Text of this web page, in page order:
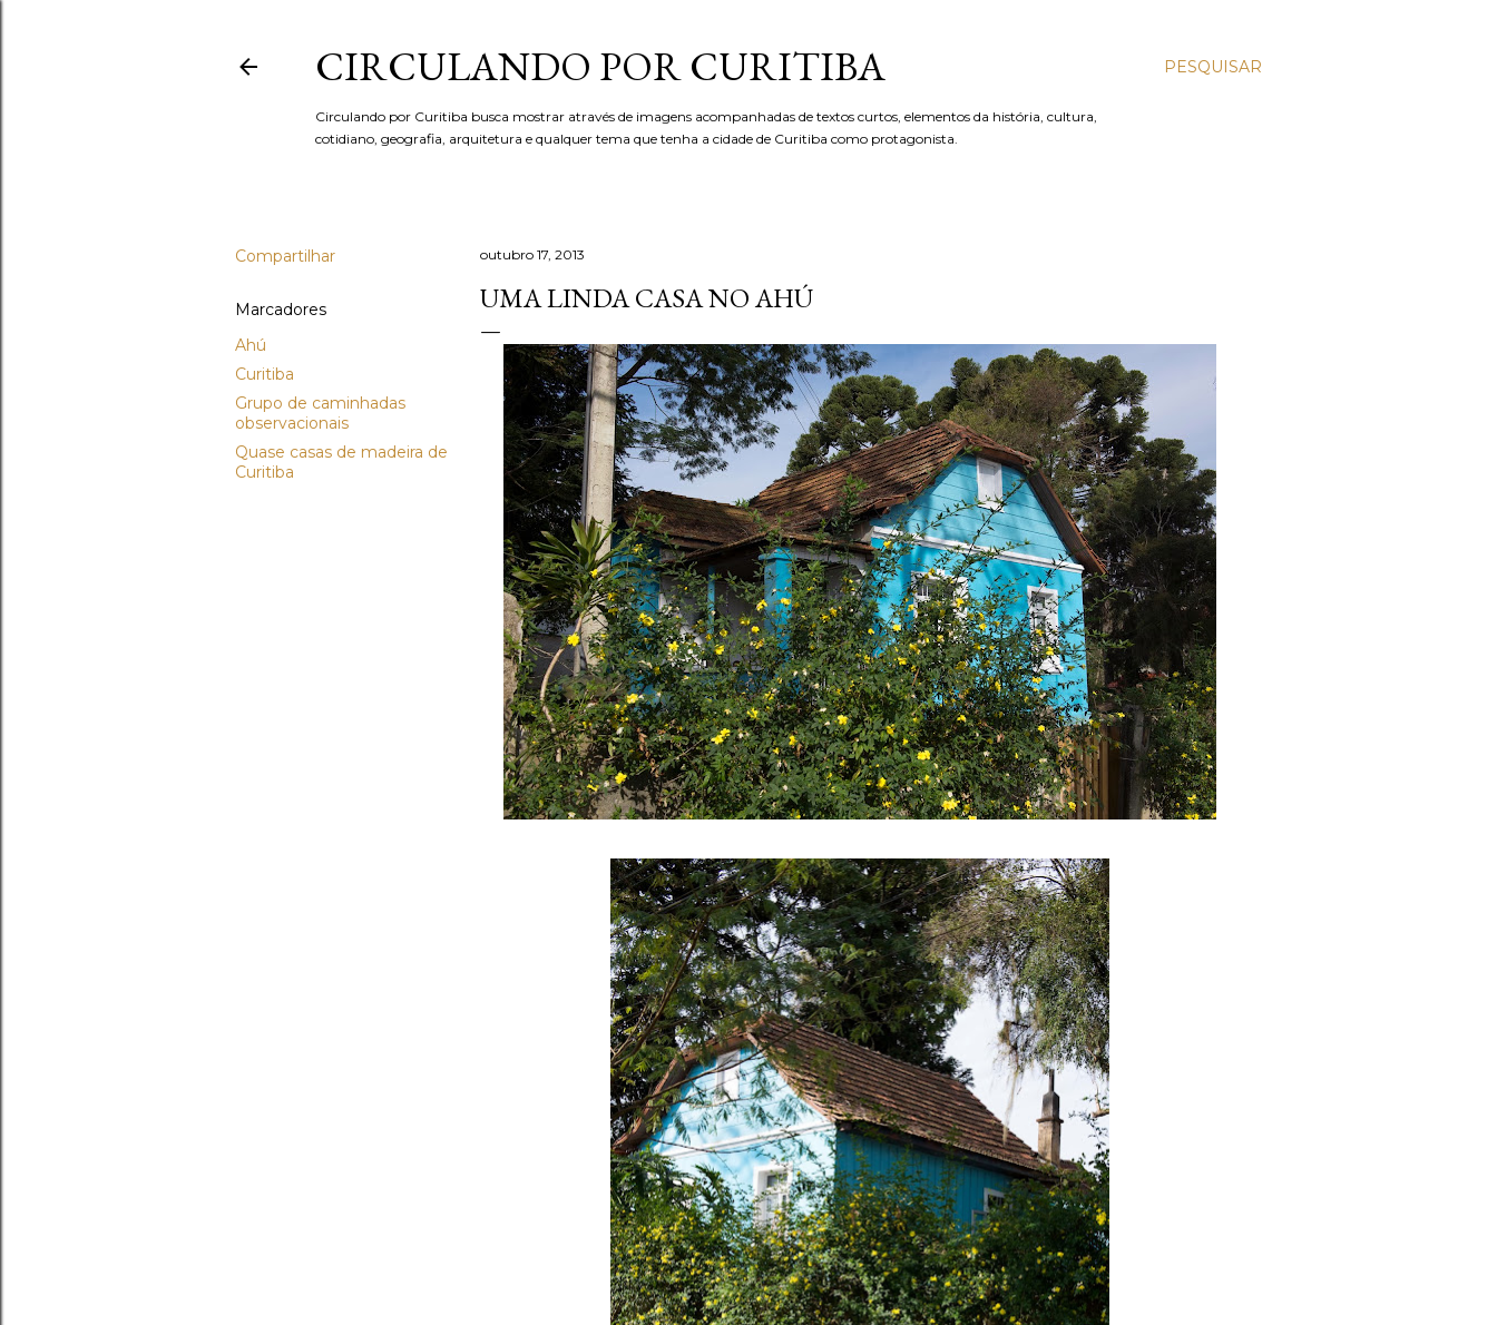
PESQUISAR
CIRCULANDO POR CURITIBA
Circulando por Curitiba busca mostrar através de imagens acompanhadas de textos curtos, elementos da história, cultura,
cotidiano, geografia, arquitetura e qualquer tema que tenha a cidade de Curitiba como protagonista.
Compartilhar
Marcadores
Ahú
Curitiba
Grupo de caminhadas
observacionais
Quase casas de madeira de
Curitiba
outubro 17, 2013
UMA LINDA CASA NO AHÚ